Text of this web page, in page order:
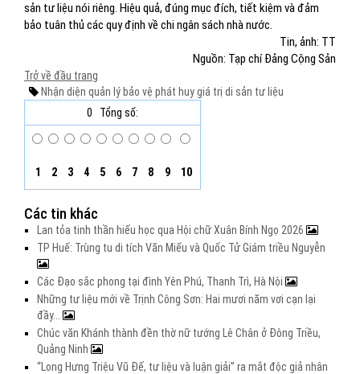
sản tư liệu nói riêng. Hiệu quả, đúng mục đích, tiết kiệm và đảm
bảo tuân thủ các quy định về chi ngân sách nhà nước.
Tin, ảnh: TT
Nguồn: Tạp chí Đảng Cộng Sản
Trở về đầu trang
Nhận diện quản lý bảo vệ phát huy giá trị di sản tư liệu
0
Tổng số:
1 2 3 4 5 6 7 8 9 10
Các tin khác
Lan tỏa tinh thần hiếu học qua Hội chữ Xuân Bính Ngọ 2026
TP Huế: Trùng tu di tích Văn Miếu và Quốc Tử Giám triều Nguyễn
Các Đạo sắc phong tại đình Yên Phú, Thanh Trì, Hà Nội
Những tư liệu mới về Trịnh Công Sơn: Hai mươi năm vơi cạn lại
đầy...
Chúc văn Khánh thành đền thờ nữ tướng Lê Chân ở Đông Triều,
Quảng Ninh
“Long Hưng Triệu Vũ Đế, tư liệu và luận giải” ra mắt độc giả nhân